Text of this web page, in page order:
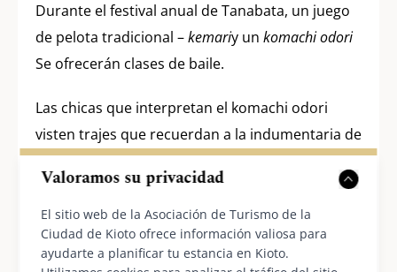
Valoramos su privacidad
El sitio web de la Asociación de Turismo de la
Ciudad de Kioto ofrece información valiosa para
ayudarte a planificar tu estancia en Kioto.
Durante el festival anual de Tanabata, un juego
de pelota tradicional –kemariy un komachi odori
Se ofrecerán clases de baile.
Las chicas que interpretan el komachi odori
visten trajes que recuerdan a la indumentaria de
finales del siglo XVII y dan vueltas alrededor del
gran árbol de bambú decorado mientras tocan
pequeños tambores.
Fecha del evento:7 de julio (jueves) de 2026